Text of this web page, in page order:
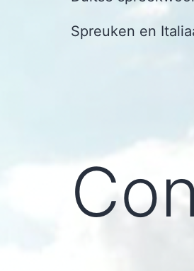
Spreuken en